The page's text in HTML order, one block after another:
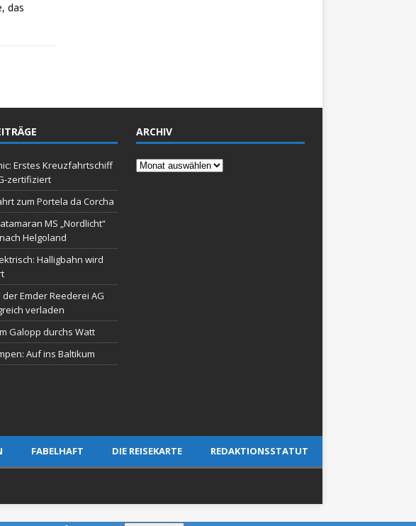
das
Erstes Kreuzfahrtschiff
zertifiziert
zum Portela da Corcha
MS „Nordlicht“
Helgoland
Halligbahn wird
der Emder Reederei AG
verladen
Galopp durchs Watt
Auf ins Baltikum
ARCHIV
Archiv
FABELHAFT DIE REISEKARTE REDAKTIONSSTATUT